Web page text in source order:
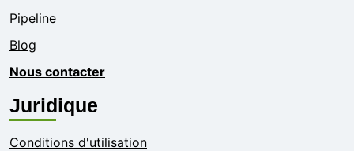
Pipeline
Blog
Nous contacter
Juridique
Conditions d'utilisation